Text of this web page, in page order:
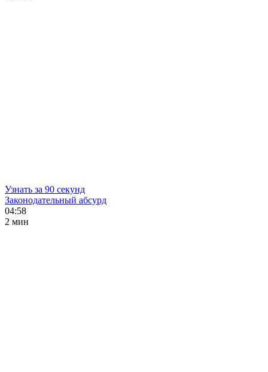
Узнать за 90 секунд
Законодательный абсурд
04:58
2 мин